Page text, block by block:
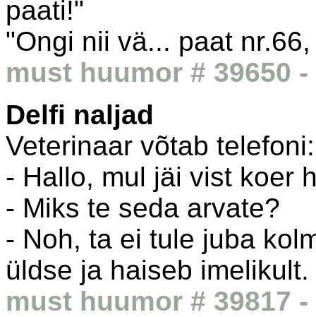
paati!"
"Ongi nii vä... paat
must huumor # 39650 -
Delfi naljad
Veterinaar võtab telefoni:
- Hallo, mul jäi vist koer
- Miks te seda arvate?
- Noh, ta ei tule juba
üldse ja haiseb imelikult.
must huumor # 39817 -